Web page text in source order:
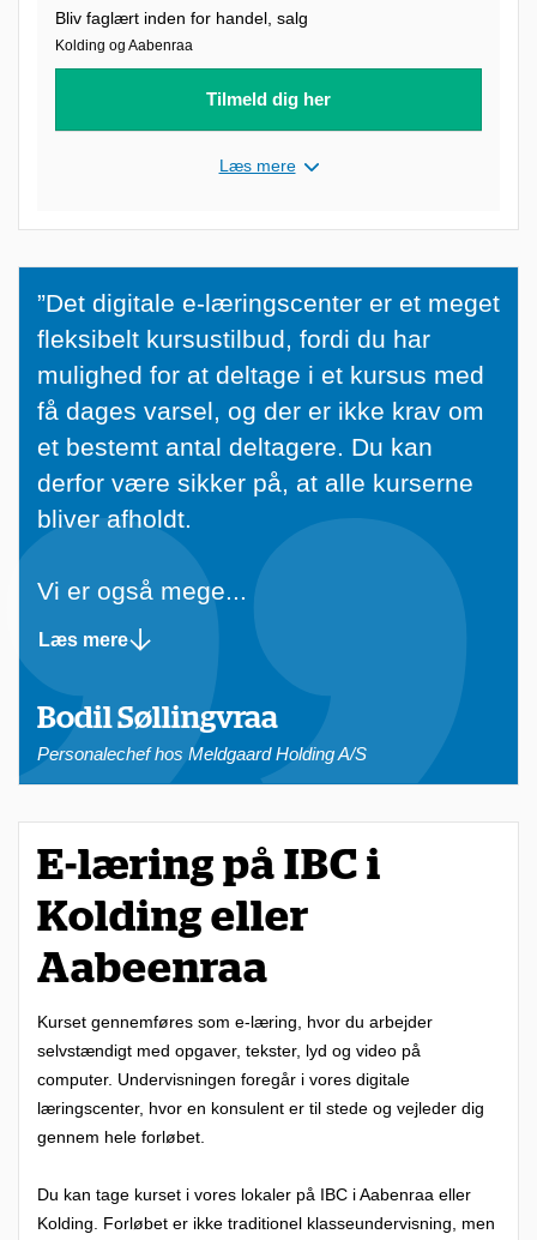
Bliv faglært inden for handel, salg
Kolding og Aabenraa
Tilmeld dig her
Læs mere
Bodil Søllingvraa
Personalechef hos Meldgaard Holding A/S
”Det digitale e-læringscenter er et meget
fleksibelt kursustilbud, fordi du har
mulighed for at deltage i et kursus med
få dages varsel, og der er ikke krav om
et bestemt antal deltagere. Du kan
derfor være sikker på, at alle kurserne
bliver afholdt.
Vi er også mege...
”
D
e
t
d
i
g
t
a
e
-
r
i
n
g
s
c
e
n
e
Læs mere
E-læring på IBC i
Kolding eller
Aabeenraa
Kurset gennemføres som e-læring, hvor du arbejder
selvstændigt med opgaver, tekster, lyd og video på
computer. Undervisningen foregår i vores digitale
læringscenter, hvor en konsulent er til stede og vejleder dig
gennem hele forløbet.
Du kan tage kurset i vores lokaler på IBC i Aabenraa eller
Kolding. Forløbet er ikke traditionel klasseundervisning, men